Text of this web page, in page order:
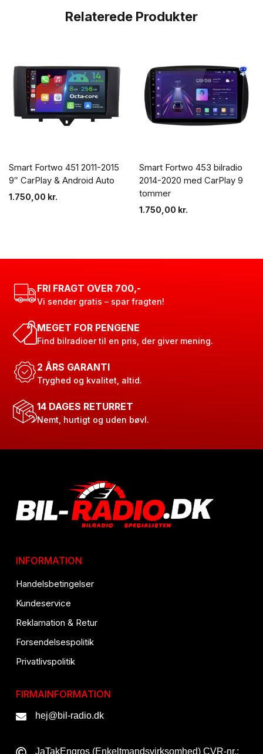
Relaterede Produkter
Smart Fortwo 451 2011-2015
9″ CarPlay & Android Auto
1.750,00 kr.
Smart Fortwo 453 bilradio
2014-2020 med CarPlay 9
tommer
1.750,00 kr.
FRI FRAGT OVER 700,-
Vi sender gratis – spar fragten!
MEGET FOR PENGENE
Find bilradioer til en pris, der giver mening.
2 ÅRS GARANTI
Tryghed og kvalitet, altid.
14 DAGES RETURRET
Nemt, hurtigt og uden bøvl.
INFORMATION
Handelsbetingelser
Kundeservice
Reklamation & Retur
Forsendelsespolitik
Privatlivspolitik
FIRMAINFORMATION
hej@bil-radio.dk
JaTakEngros (Enkeltmandsvirksomhed) CVR-nr.: